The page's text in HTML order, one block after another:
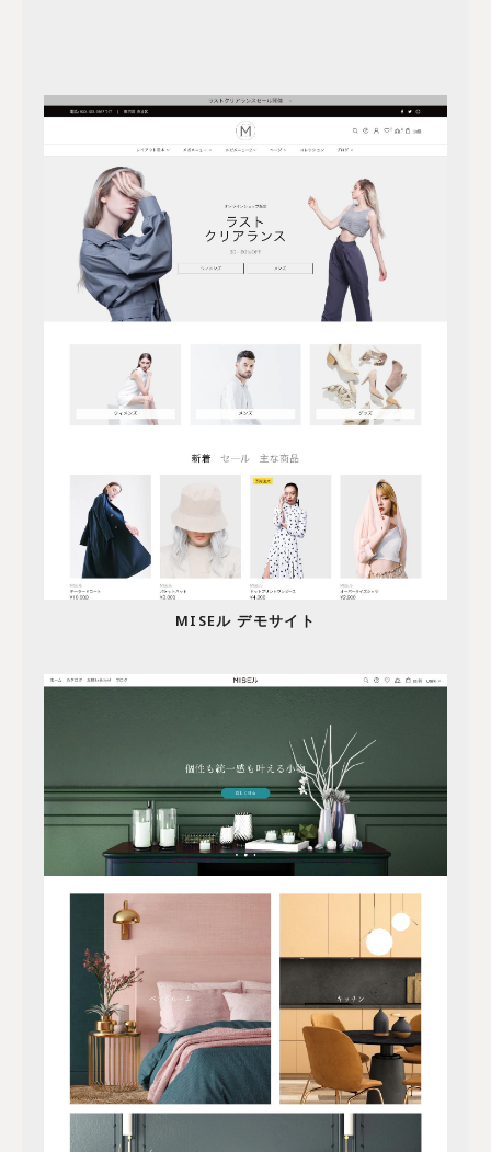
MISEル デモサイト